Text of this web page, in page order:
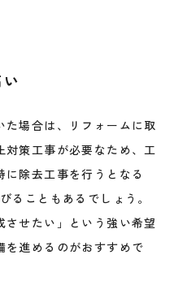
場合は、リフォームに取
対策工事が必要なため、工
除去工事を行うとなる
ることもあるでしょう。
させたい」という強い希望
を進めるのがおすすめで